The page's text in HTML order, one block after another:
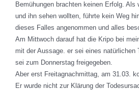
Bemühungen brachten keinen Erfolg. Als
und ihn sehen wollten, führte kein Weg
dieses Falles angenommen und alles
Am Mittwoch darauf hat die Kripo bei
mit der Aussage. er sei eines natürlichen
sei zum Donnerstag freigegeben.
Aber erst Freitagnachmittag, am 31.03.
Er wurde nicht zur Klärung der